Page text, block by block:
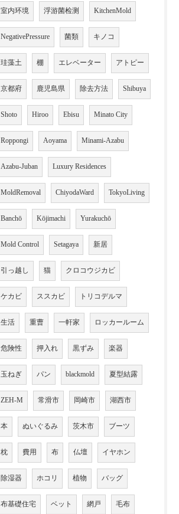
室内环境 浮游菌检测 KitchenMold
NegativePressure 菌類 キノコ
珪藻土 棚 エレベーター アトピー
京都府 鹿児島県 除去方法 Shibuya
Shoto Hiroo Ebisu Minato City
Roppongi Aoyama Minami-Azabu
Azabu-Juban Luxury Residences
MoldRemoval ChiyodaWard TokyoLiving
Banchō Kōjimachi Yurakuchō
Mold Control Setagaya 新居
引っ越し 猫 クロコウジカビ
ケカビ ススカビ トリコデルマ
生活 重曹 一軒家 ロッカールーム
危険性 押入れ 黒ずみ 楽器
玉ねぎ パン blackmold 夏型結露
ZEH-M 常滑市 岡崎市 湖西市
本 ぬいぐるみ 茨木市 ブーツ
枕 費用 布 仏壇 イヤホン
除湿器 ホコリ 植物 バッグ
布基礎住宅 ベット 網戸 毛布